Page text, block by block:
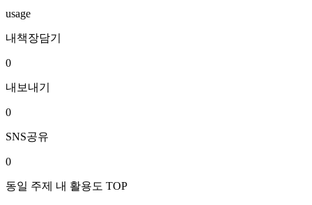
usage
내책장담기
0
내보내기
0
SNS공유
0
동일 주제 내 활용도 TOP